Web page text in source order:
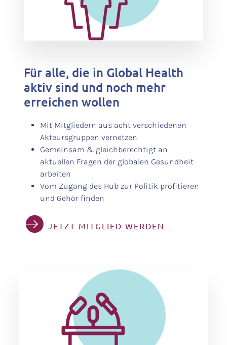
Für alle, die in Global Health
aktiv sind und noch mehr
erreichen wollen
Mit Mitgliedern aus acht verschiedenen
Akteursgruppen vernetzen
Gemeinsam & gleichberechtigt an
aktuellen Fragen der globalen Gesundheit
arbeiten
Vom Zugang des Hub zur Politik profitieren
und Gehör finden
JETZT MITGLIED WERDEN